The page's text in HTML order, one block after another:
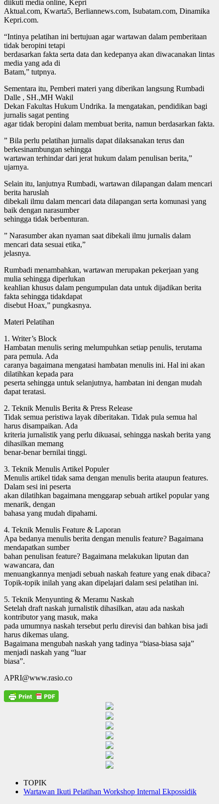
diikuti media online, Kepri
Aktual.com, Kwarta5, Berliannews.com, Isubatam.com, Dinamika
Kepri.com.
“Intinya pelatihan ini bertujuan agar wartawan dalam pemberitaan
tidak beropini tetapi
berdasarkan fakta serta data dan kedepanya akan diwacanakan lintas
media yang ada di
Batam,” tutpnya.
Sementara itu, Pemberi materi yang diberikan langsung Rumbadi
Dalle , SH.,MH Wakil
Dekan Fakultas Hukum Undrika. Ia mengatakan, pendidikan bagi
jurnalis sagat penting
agar tidak beropini dalam membuat berita, namun berdasarkan fakta.
” Bila perlu pelatihan jurnalis dapat dilaksanakan terus dan
berkesinambungan sehingga
wartawan terhindar dari jerat hukum dalam penulisan berita,”
ujarnya.
Selain itu, lanjutnya Rumbadi, wartawan dilapangan dalam mencari
berita haruslah
dibekali ilmu dalam mencari data dilapangan serta komunasi yang
baik dengan narasumber
sehingga tidak berbenturan.
” Narasumber akan nyaman saat dibekali ilmu jurnalis dalam
mencari data sesuai etika,”
jelasnya.
Rumbadi menambahkan, wartawan merupakan pekerjaan yang
mulia sehingga diperlukan
keahlian khusus dalam pengumpulan data untuk dijadikan berita
fakta sehingga tidakdapat
disebut Hoax,” pungkasnya.
Materi Pelatihan
1. Writer’s Block
Hambatan menulis sering melumpuhkan setiap penulis, terutama
para pemula. Ada
caranya bagaimana mengatasi hambatan menulis ini. Hal ini akan
dilatihkan kepada para
peserta sehingga untuk selanjutnya, hambatan ini dengan mudah
dapat teratasi.
2. Teknik Menulis Berita & Press Release
Tidak semua peristiwa layak diberitakan. Tidak pula semua hal
harus disampaikan. Ada
kriteria jurnalistik yang perlu dikuasai, sehingga naskah berita yang
dihasilkan memang
benar-benar bernilai tinggi.
3. Teknik Menulis Artikel Populer
Menulis artikel tidak sama dengan menulis berita ataupun features.
Dalam sesi ini peserta
akan dilatihkan bagaimana menggarap sebuah artikel popular yang
menarik, dengan
bahasa yang mudah dipahami.
4. Teknik Menulis Feature & Laporan
Apa bedanya menulis berita dengan menulis feature? Bagaimana
mendapatkan sumber
bahan penulisan feature? Bagaimana melakukan liputan dan
wawancara, dan
menuangkannya menjadi sebuah naskah feature yang enak dibaca?
Topik-topik inilah yang akan dipelajari dalam sesi pelatihan ini.
5. Teknik Menyunting & Meramu Naskah
Setelah draft naskah jurnalistik dihasilkan, atau ada naskah
kontributor yang masuk, maka
pada umumnya naskah tersebut perlu direvisi dan bahkan bisa jadi
harus dikemas ulang.
Bagaimana mengubah naskah yang tadinya “biasa-biasa saja”
menjadi naskah yang “luar
biasa”.
APRI@www.rasio.co
TOPIK
Wartawan Ikuti Pelatihan Workshop Internal Ekpossidik